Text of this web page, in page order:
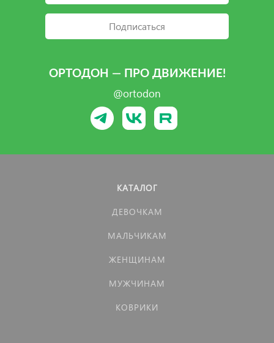
Подписаться
ОРТОДОН — ПРО ДВИЖЕНИЕ!
@ortodon
КАТАЛОГ
ДЕВОЧКАМ
МАЛЬЧИКАМ
ЖЕНЩИНАМ
МУЖЧИНАМ
КОВРИКИ